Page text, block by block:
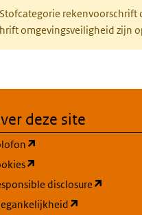
omgevingsveiligheid zijn
deze site
disclosure